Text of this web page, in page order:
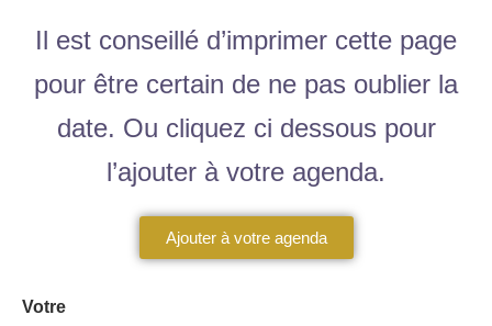
Il est conseillé d’imprimer cette page
pour être certain de ne pas oublier la
date. Ou cliquez ci dessous pour
l’ajouter à votre agenda.
Ajouter à votre agenda
Votre